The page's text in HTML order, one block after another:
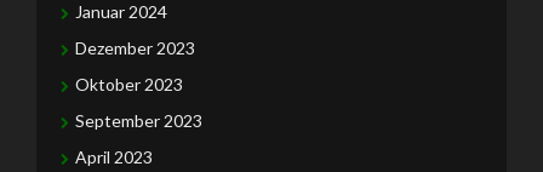
Januar 2024
Dezember 2023
Oktober 2023
September 2023
April 2023